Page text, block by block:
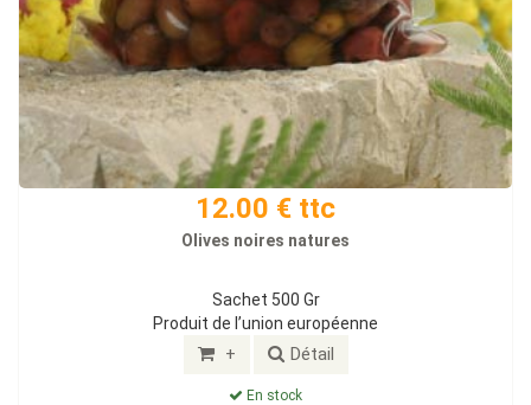
12.00 € ttc
Olives noires natures
Sachet 500 Gr
Produit de l’union européenne
+ Détail
En stock